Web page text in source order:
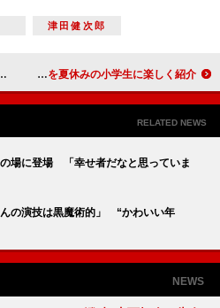
津田健次郎
チョコプラ「法務省の中にも“Ｔ”がいっぱい」 法務省の仕事を夏休みの小学生に楽しく紹介
RELATED NEWS
場に登場 「幸せ者だなと思っていま
の演技は黒魔術的」 “かわいい年
NEWS